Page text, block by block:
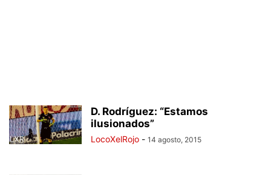
D. Rodríguez: “Estamos
ilusionados”
LocoXelRojo - 14 agosto, 2015